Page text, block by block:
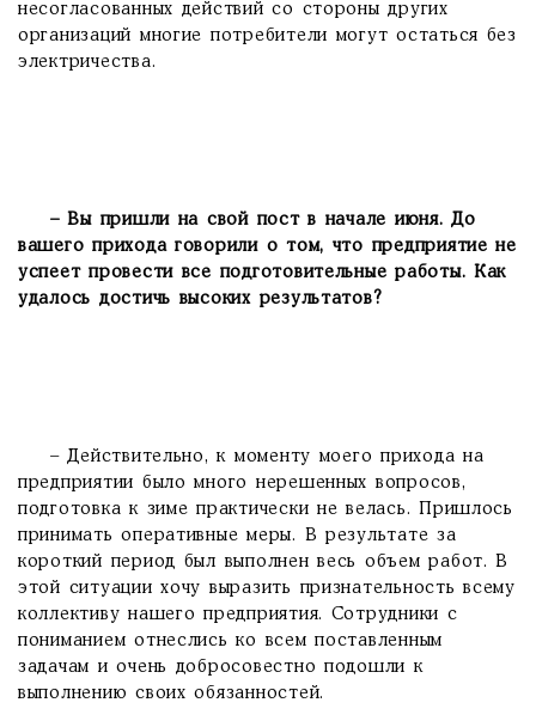
несогласованных действий со стороны других
организаций многие потребители могут остаться без
электричества.
– Вы пришли на свой пост в начале июня. До
вашего прихода говорили о том, что предприятие не
успеет провести все подготовительные работы. Как
удалось достичь высоких результатов?
– Действительно, к моменту моего прихода на
предприятии было много нерешенных вопросов,
подготовка к зиме практически не велась. Пришлось
принимать оперативные меры. В результате за
короткий период был выполнен весь объем работ. В
этой ситуации хочу выразить признательность всему
коллективу нашего предприятия. Сотрудники с
пониманием отнеслись ко всем поставленным
задачам и очень добросовестно подошли к
выполнению своих обязанностей.